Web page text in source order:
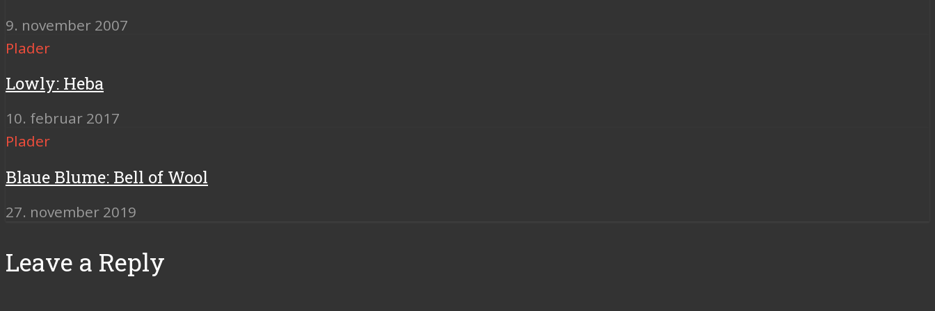
9. november 2007
Plader
Lowly: Heba
10. februar 2017
Plader
Blaue Blume: Bell of Wool
27. november 2019
Leave a Reply